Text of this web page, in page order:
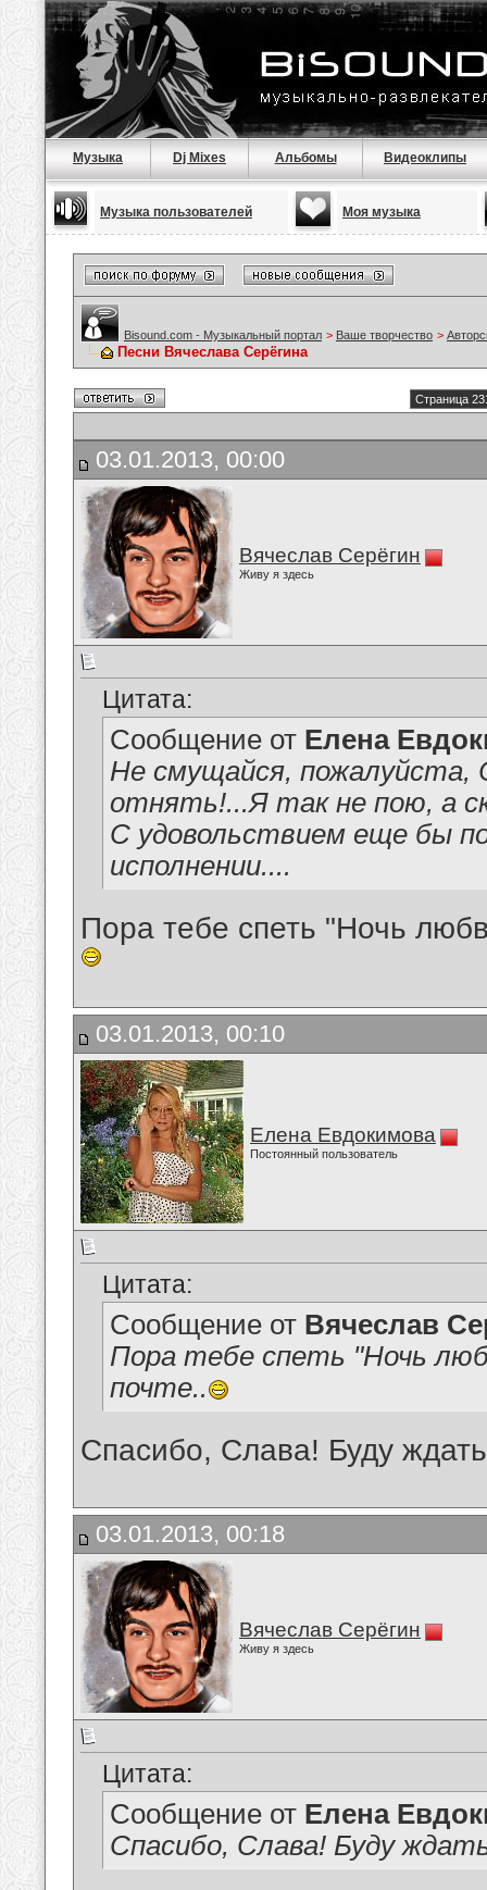
Музыка Dj Mixes Альбомы Видеоклипы
Музыка пользователей Моя музыка
Bisound.com - Музыкальный портал > Ваше творчество >
Песни Вячеслава Серёгина
Страница
03.01.2013, 00:00
Вячеслав Серёгин
Живу я здесь
Цитата:
Сообщение от Елена
Не смущайся, пожалуйста,
отнять!...Я так не пою, а
С удовольствием еще бы
исполнении....
Пора тебе спеть "Ночь
03.01.2013, 00:10
Елена Евдокимова
Постоянный пользователь
Цитата:
Сообщение от Вячеслав
Пора тебе спеть "Ночь
почте..
Спасибо, Слава! Буду
03.01.2013, 00:18
Вячеслав Серёгин
Живу я здесь
Цитата:
Сообщение от Елена
Спасибо, Слава! Буду